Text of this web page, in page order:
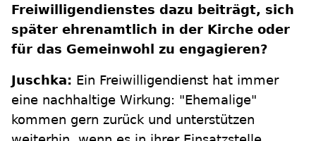
Freiwilligendienstes dazu beiträgt, sich
später ehrenamtlich in der Kirche oder
für das Gemeinwohl zu engagieren?
Juschka: Ein Freiwilligendienst hat immer
eine nachhaltige Wirkung: "Ehemalige"
kommen gern zurück und unterstützen